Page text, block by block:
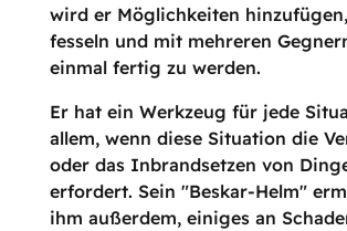
wird er Möglichkeiten
fesseln und mit mehreren
einmal fertig zu werden.
Er hat ein Werkzeug für jede
allem, wenn diese Situation die
oder das Inbrandsetzen von
erfordert. Sein "Beskar-Helm"
ihm außerdem, einiges an